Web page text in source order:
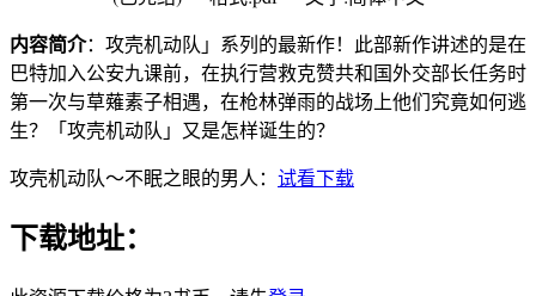
内容简介：攻壳机动队」系列的最新作！此部新作讲述的是在
巴特加入公安九课前，在执行营救克赞共和国外交部长任务时
第一次与草薙素子相遇，在枪林弹雨的战场上他们究竟如何逃
生？「攻壳机动队」又是怎样诞生的？
攻壳机动队～不眠之眼的男人： 试看下载
下载地址：